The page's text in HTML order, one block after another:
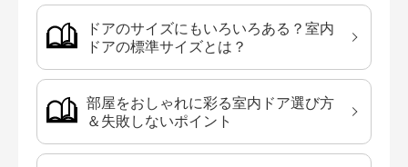
ドアのサイズにもいろいろある？室内
ドアの標準サイズとは？
部屋をおしゃれに彩る室内ドア選び方
＆失敗しないポイント